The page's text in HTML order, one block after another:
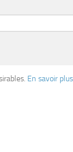
En savoir